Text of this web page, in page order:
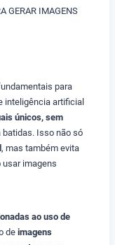
GERAR IMAGENS
para
inteligência artificial
únicos, sem
batidas. Isso não só
, mas também evita
usar imagens
ao uso de
de imagens